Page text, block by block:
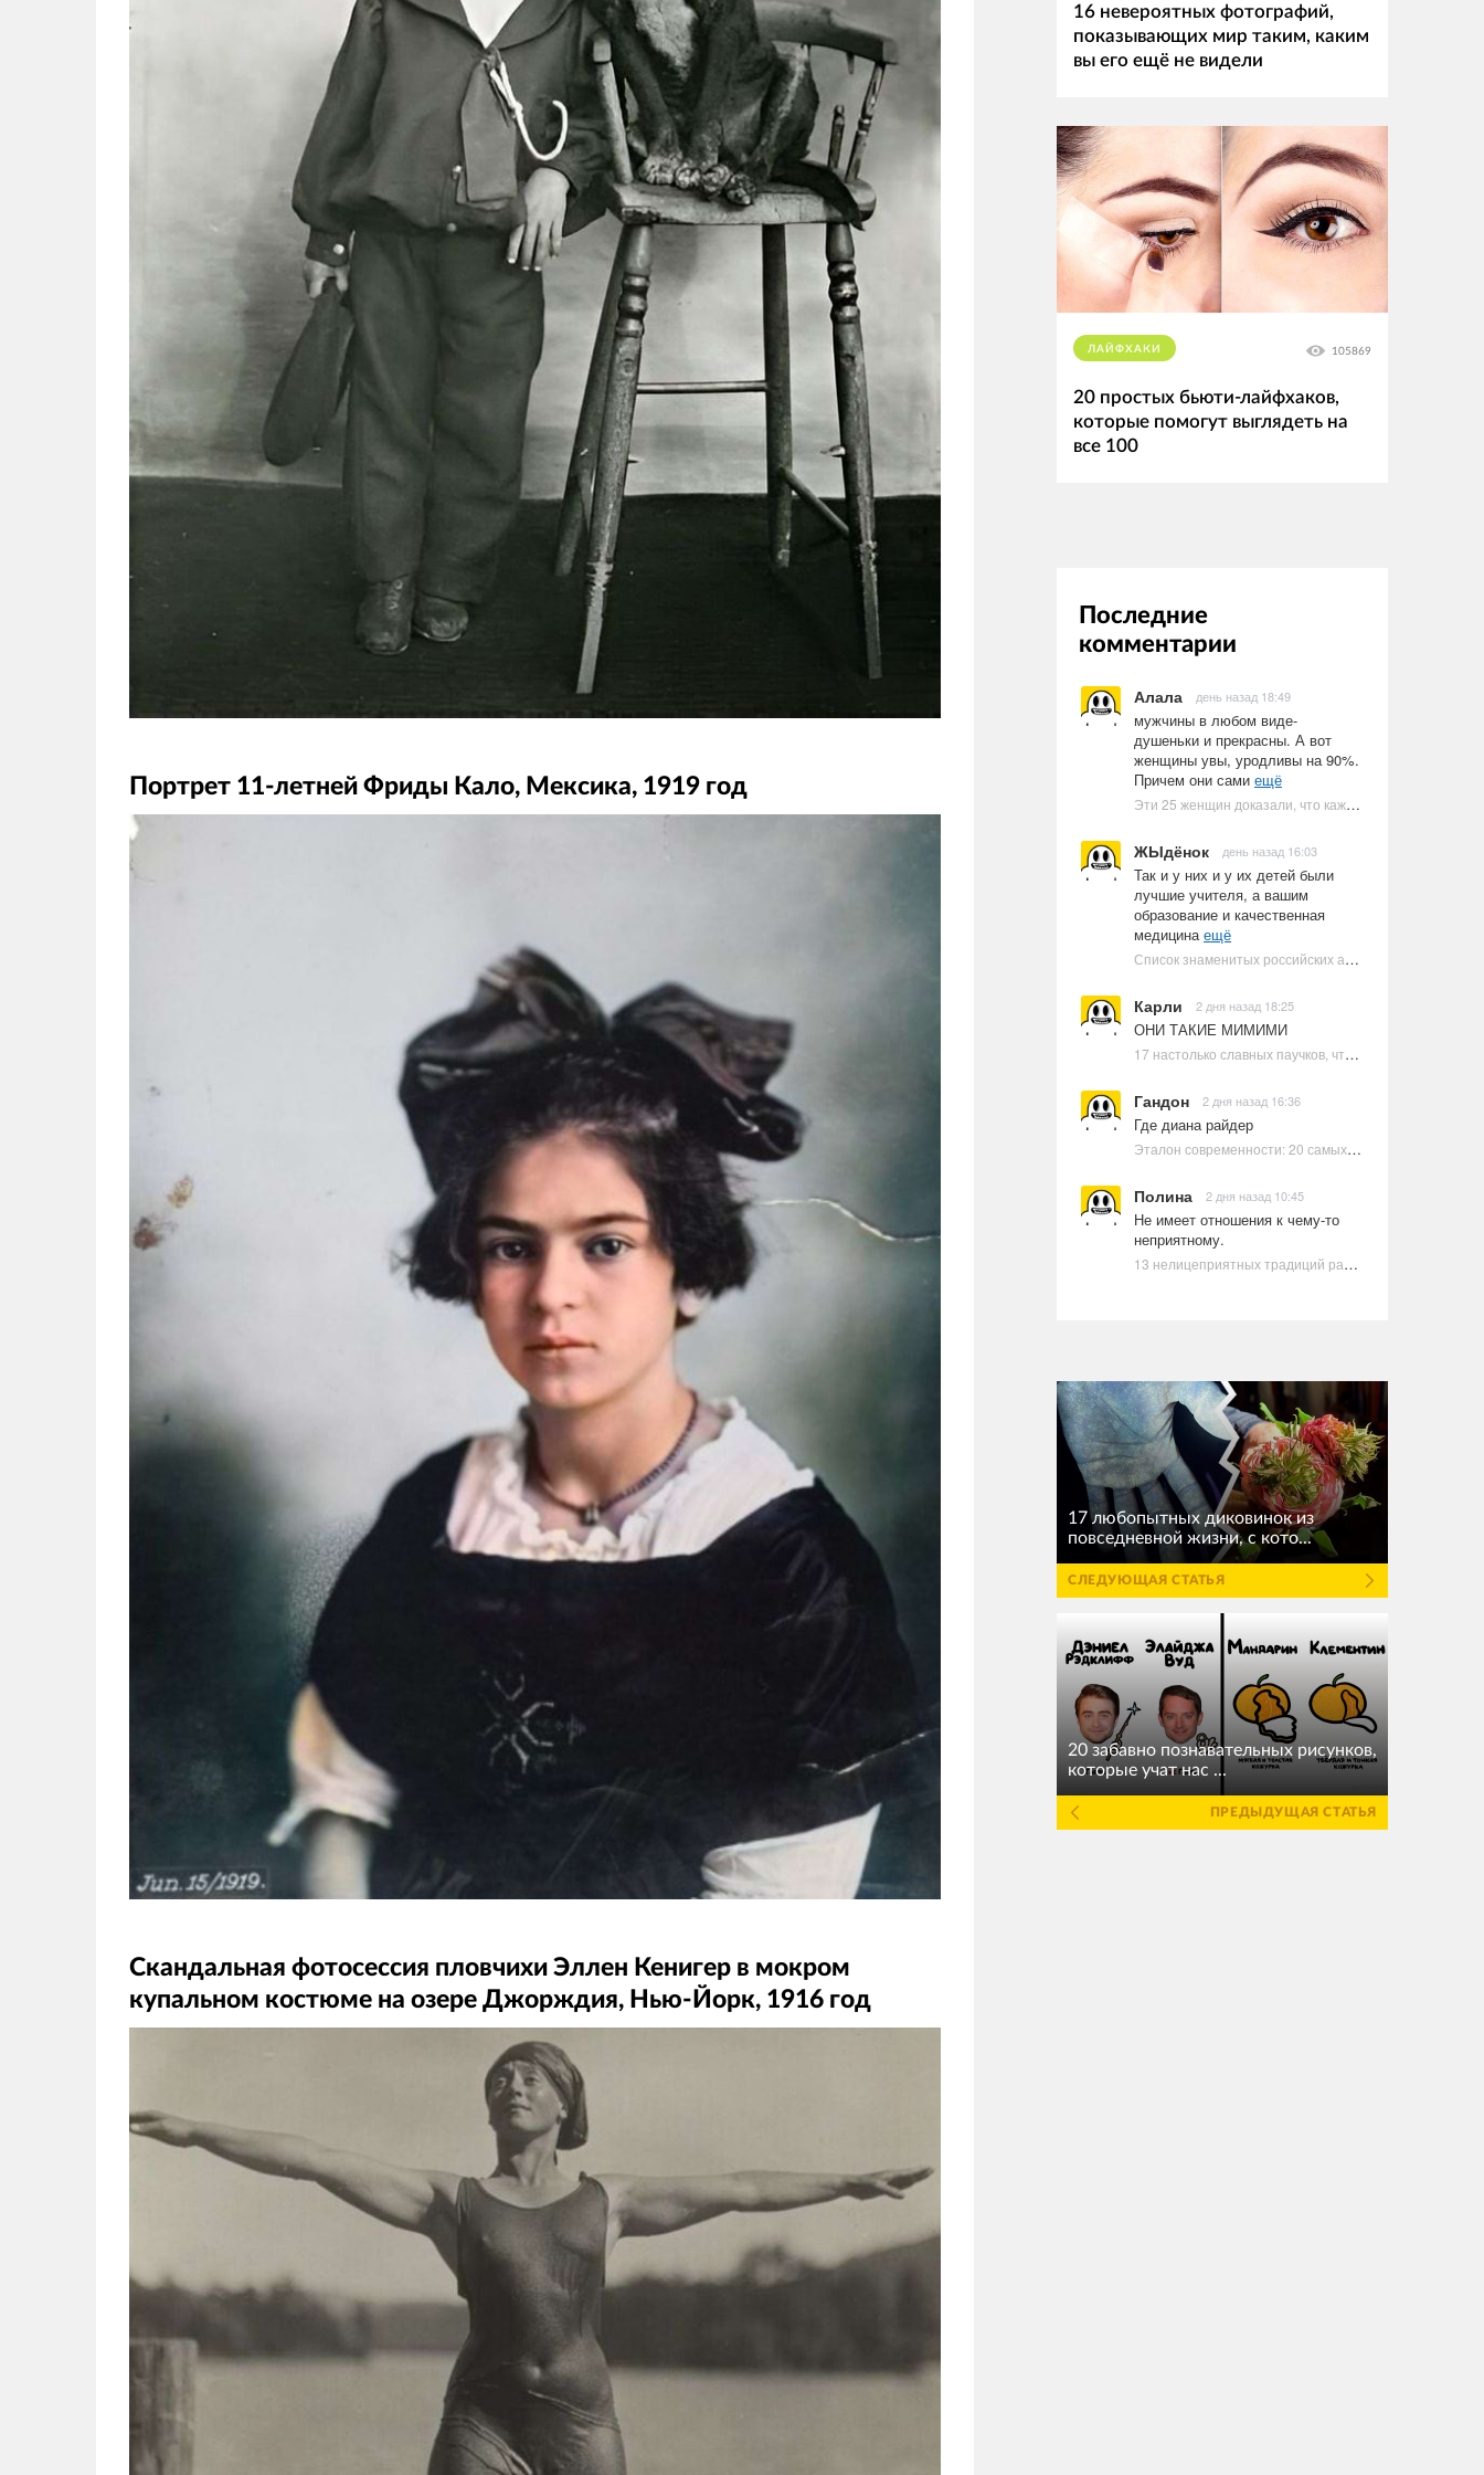
Портрет 11-летней Фриды Кало, Мексика, 1919 год
Скандальная фотосессия пловчихи Эллен Кенигер в мокром
купальном костюме на озере Джорждия, Нью-Йорк, 1916 год
16 невероятных фотографий,
показывающих мир таким, каким
вы его ещё не видели
ЛАЙФХАКИ 105869
20 простых бьюти-лайфхаков,
которые помогут выглядеть на
все 100
Последние
комментарии
Алала день назад 18:49
мужчины в любом виде-
душеньки и прекрасны. А вот
женщины увы, уродливы на 90%.
Причем они сами ещё
Эти 25 женщин доказали, что каждое тело имеет право быть в бикини
ЖЫдёнок день назад 16:03
Так и у них и у их детей были
лучшие учителя, а вашим
образование и качественная
медицинаещё
Список знаменитых российских артистов-евреев | Ультрамарин
Карли 2 дня назад 18:25
ОНИ ТАКИЕ МИМИМИ
17 настолько славных паучков, что даже у арахнофобов появится желание их погладить
Гандон 2 дня назад 16:36
Где диана райдер
Эталон современности: 20 самых красивых и привлекательных актрис Голливуда, по мнению Google | Ультрамарин
Полина 2 дня назад 10:45
Не имеет отношения к чему-то
неприятному.
13 нелицеприятных традиций разных стран, которые могут шокировать неподготовленного человека
17 любопытных диковинок из
повседневной жизни, с кото...
СЛЕДУЮЩАЯ СТАТЬЯ
20 забавно познавательных рисунков,
которые учат нас ...
ПРЕДЫДУЩАЯ СТАТЬЯ